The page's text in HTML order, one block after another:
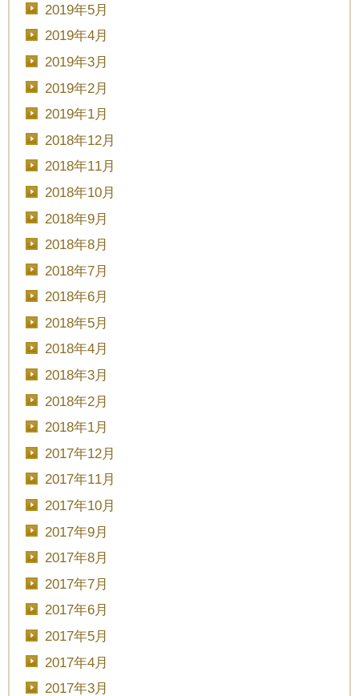
2019年5月
2019年4月
2019年3月
2019年2月
2019年1月
2018年12月
2018年11月
2018年10月
2018年9月
2018年8月
2018年7月
2018年6月
2018年5月
2018年4月
2018年3月
2018年2月
2018年1月
2017年12月
2017年11月
2017年10月
2017年9月
2017年8月
2017年7月
2017年6月
2017年5月
2017年4月
2017年3月